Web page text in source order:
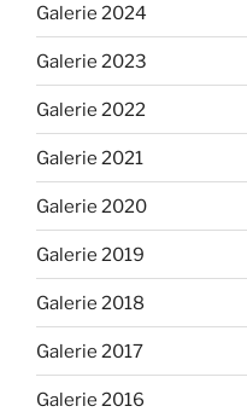
Galerie 2024
Galerie 2023
Galerie 2022
Galerie 2021
Galerie 2020
Galerie 2019
Galerie 2018
Galerie 2017
Galerie 2016